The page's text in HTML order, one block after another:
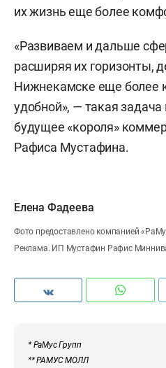
их жизнь еще более
«Развиваем и дальше
расширяя их горизонты,
Нижнекамске еще более
удобной», — такая
будущее «короля»
Рафиса Мустафина.
Елена Фадеева
Фото предоставлено компанией
Реклама. ИП Мустафин Рафис
* РаМус Групп
** РАМУС МОЛЛ